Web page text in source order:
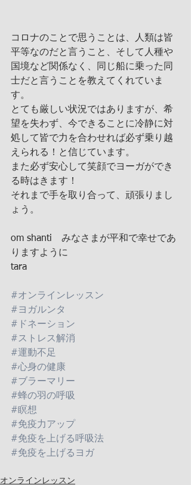
コロナのことで思うことは、人類は皆
平等なのだと言うこと、そして人種や
国境など関係なく、同じ船に乗った同
士だと言うことを教えてくれていま
す。
とても厳しい状況ではありますが、希
望を失わず、今できることに冷静に対
処して皆で力を合わせれば必ず乗り越
えられる！と信じています。
また必ず安心して笑顔でヨーガができ
る時はきます！
それまで手を取り合って、頑張りまし
ょう。
om shanti　みなさまが平和で幸せであ
りますように
tara
#オンラインレッスン
#ヨガルンタ
#ドネーション
#ストレス解消
#運動不足
#心身の健康
#ブラーマリー
#蜂の羽の呼吸
#瞑想
#免疫力アップ
#免疫を上げる呼吸法
#免疫を上げるヨガ
オンラインレッスン